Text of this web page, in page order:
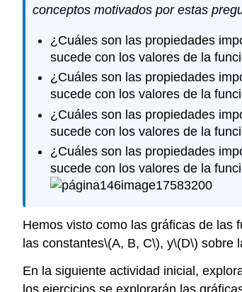
conceptos motivados por estas
¿Cuáles son las propiedades
sucede con los valores de la
¿Cuáles son las propiedades
sucede con los valores de la
¿Cuáles son las propiedades
sucede con los valores de la
¿Cuáles son las propiedades
sucede con los valores de la
Hemos visto como las gráficas de las
las constantes\(A, B, C\), y\(D\) sobre
En la siguiente actividad inicial,